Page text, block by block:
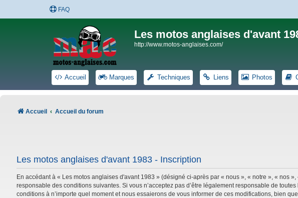
FAQ
Les motos anglaises d'avant
http://www.motos-anglaises.com/
Accueil Marques Techniques Liens Photos
Accueil Accueil du forum
Les motos anglaises d'avant 1983 - Inscription
En accédant à « Les motos anglaises d'avant 1983 » (désigné ci-après par « nous », « notre », « nos
responsable des conditions suivantes. Si vous n’acceptez pas d’être légalement responsable de
conditions à n’importe quel moment et nous essaierons de vous informer de ces modifications, bien